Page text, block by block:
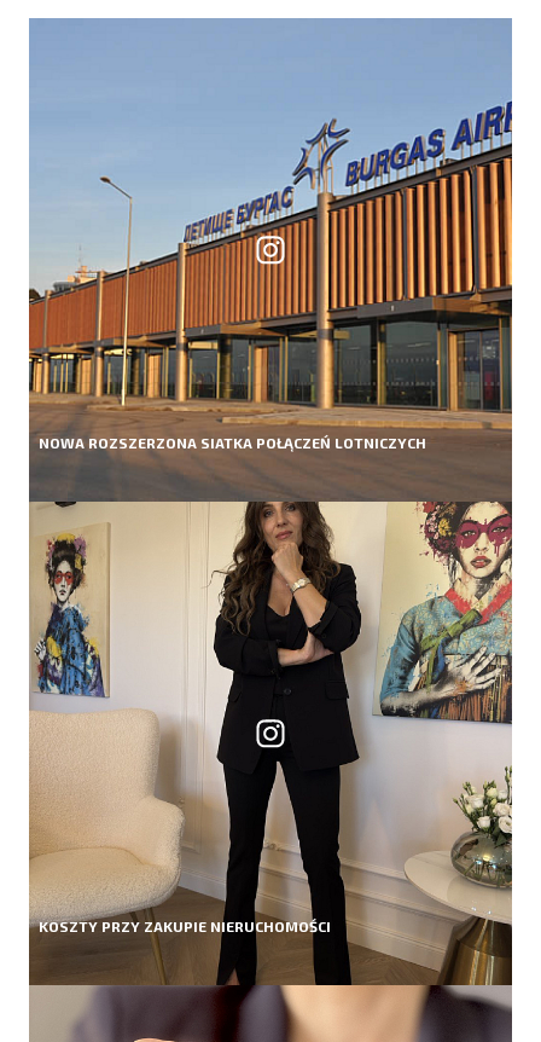
NOWA ROZSZERZONA SIATKA POŁĄCZEŃ LOTNICZYCH
KOSZTY PRZY ZAKUPIE NIERUCHOMOŚCI